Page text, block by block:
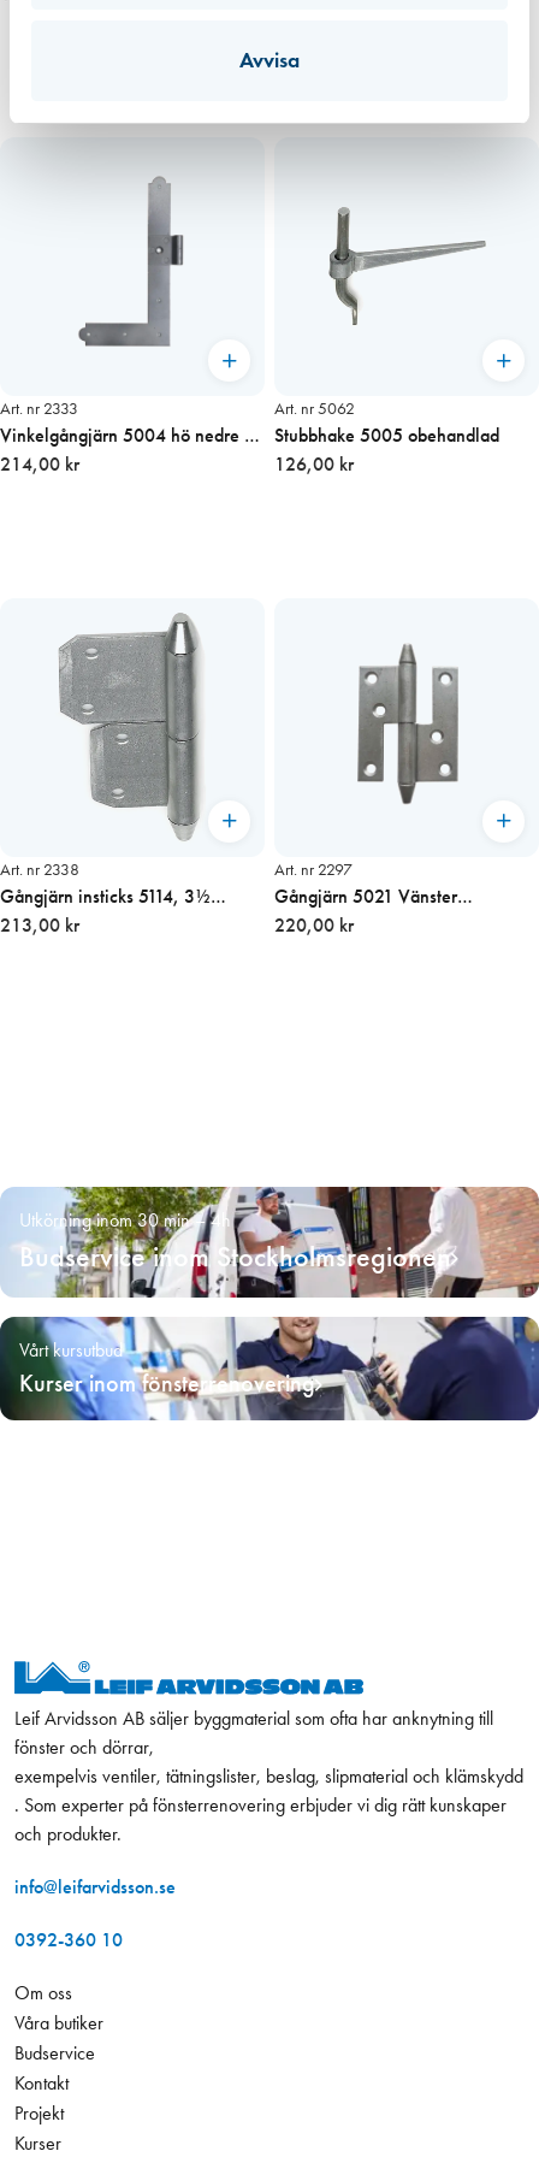
Avvisa
Art. nr 2333
Vinkelgångjärn 5004 hö nedre /
vä övre obehandlat
214,00 kr
Art. nr 5062
Stubbhake 5005 obehandlad
126,00 kr
Art. nr 2338
Gångjärn insticks 5114, 3½
obehandlat höger
213,00 kr
Art. nr 2297
Gångjärn 5021 Vänster
obehandlat
220,00 kr
Utkörning inom 30 min – 4h
Budservice inom Stockholmsregionen
Vårt kursutbud
Kurser inom fönsterrenovering
Leif Arvidsson AB säljer byggmaterial som ofta har anknytning till
fönster och dörrar,
exempelvis ventiler, tätningslister, beslag, slipmaterial och klämskydd
. Som experter på fönsterrenovering erbjuder vi dig rätt kunskaper
och produkter.
info@leifarvidsson.se
0392-360 10
Om oss
Våra butiker
Budservice
Kontakt
Projekt
Kurser